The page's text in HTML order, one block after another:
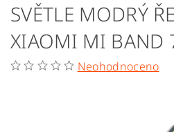
SVĚTLE MODRÝ
XIAOMI MI BAND
Neohodnoceno